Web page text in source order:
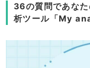
36の質問であな
析ツール「My